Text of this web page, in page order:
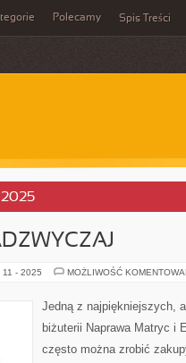
Polecamy Spis Treści
2025
11 - 2025 MOŻLIWOŚĆ
Jedną z najpiękniejszych,
biżuterii Naprawa Matryc i
często można zrobić